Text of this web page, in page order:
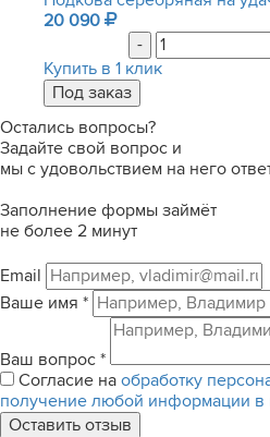
20 090
-
Купить в 1 клик
Остались вопросы?
Задайте свой вопрос и
мы с удовольствием на него
Заполнение формы займёт
не более 2 минут
Email
Ваше имя *
Ваш вопрос *
Согласие на обработку
получение любой информации